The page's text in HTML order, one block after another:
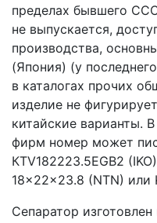
пределах бывшего
не выпускается,
производства,
(Япония) (у
в каталогах прочих
изделие не
китайские варианты.
фирм номер может
КTV182223.5EGB2
18x22x23.8 (NTN) или
Сепаратор